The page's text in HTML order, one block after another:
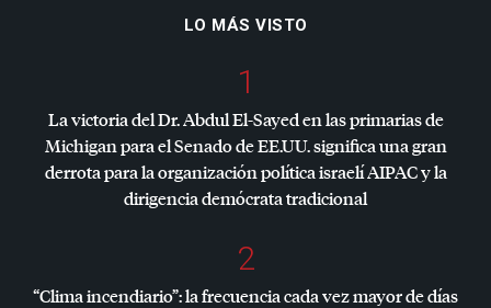
LO MÁS VISTO
1
La victoria del Dr. Abdul El-Sayed en las primarias de
Michigan para el Senado de EE.UU. significa una gran
derrota para la organización política israelíAIPACy la
dirigencia demócrata tradicional
2
“Clima incendiario”: la frecuencia cada vez mayor de días